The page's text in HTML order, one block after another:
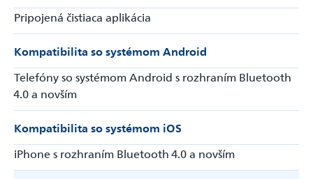
Pripojená čistiaca aplikácia
Kompatibilita so systémom Android
Telefóny so systémom Android s rozhraním Bluetooth
4.0 a novším
Kompatibilita so systémom iOS
iPhone s rozhraním Bluetooth 4.0 a novším